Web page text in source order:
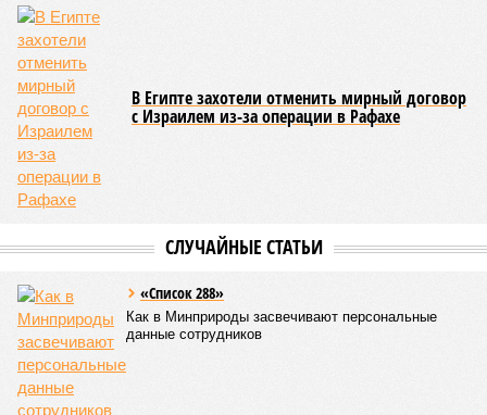
В Египте захотели отменить мирный договор
с Израилем из-за операции в Рафахе
СЛУЧАЙНЫЕ СТАТЬИ
«Список 288»
Как в Минприроды засвечивают персональные
данные сотрудников